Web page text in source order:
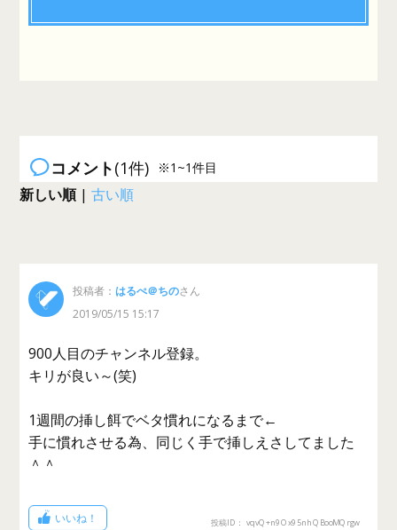
コメント(1件) ※1~1件目
新しい順|古い順
投稿者：はるぺ＠ちのさん
2019/05/15 15:17
900人目のチャンネル登録。
キリが良い～(笑)
1週間の挿し餌でベタ慣れになるまで←
手に慣れさせる為、同じく手で挿しえさしてました
＾＾
いいね！ 投稿ID： vqvQ+n9Ox95nhQBooMQrgw